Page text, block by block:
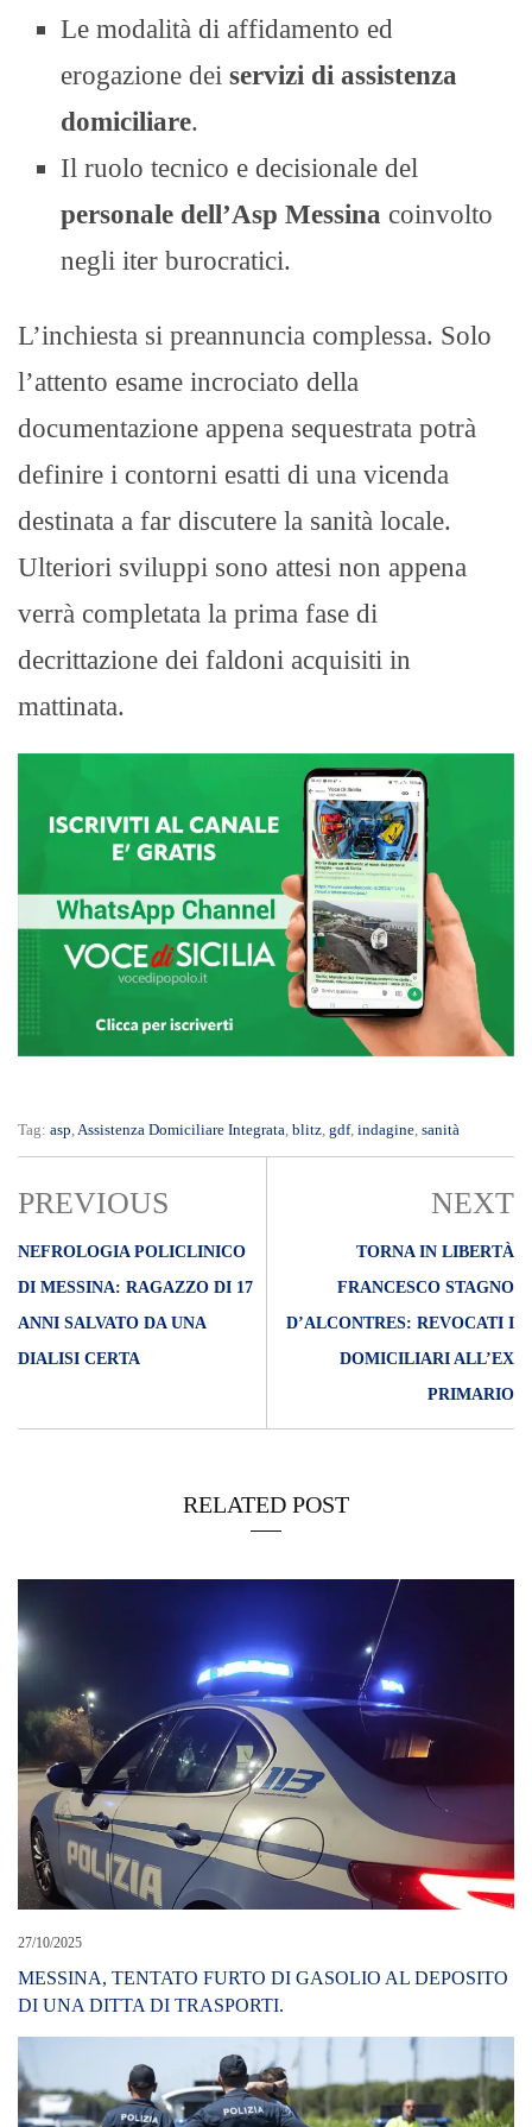
Le modalità di affidamento ed
erogazione dei servizi di assistenza
domiciliare.
Il ruolo tecnico e decisionale del
personale dell’Asp Messina coinvolto
negli iter burocratici.
L’inchiesta si preannuncia complessa. Solo
l’attento esame incrociato della
documentazione appena sequestrata potrà
definire i contorni esatti di una vicenda
destinata a far discutere la sanità locale.
Ulteriori sviluppi sono attesi non appena
verrà completata la prima fase di
decrittazione dei faldoni acquisiti in
mattinata.
Tag: asp Assistenza Domiciliare Integrata blitz gdf, indagine sanità
PREVIOUS
NEFROLOGIA POLICLINICO
DI MESSINA: RAGAZZO DI 17
ANNI SALVATO DA UNA
DIALISI CERTA
NEXT
TORNA IN LIBERTÀ
FRANCESCO STAGNO
D’ALCONTRES: REVOCATI I
DOMICILIARI ALL’EX
PRIMARIO
RELATED POST
27/10/2025
MESSINA, TENTATO FURTO DI GASOLIO AL DEPOSITO
DI UNA DITTA DI TRASPORTI.